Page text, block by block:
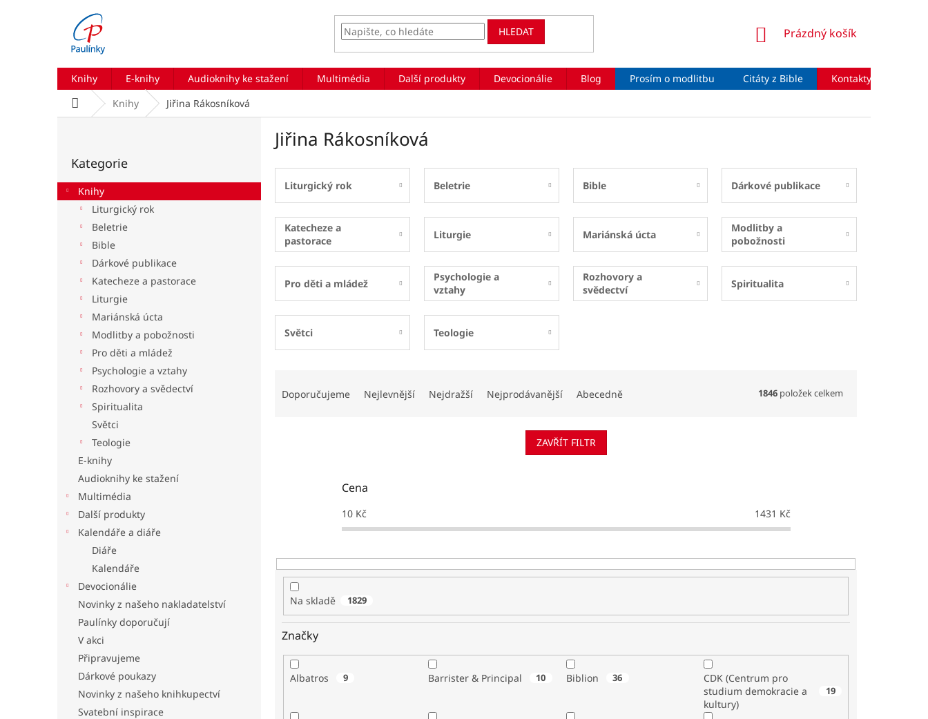
HLEDAT
NÁKUPNÍ
Prázdný košík
Knihy E-knihy Audioknihy ke stažení Multimédia Další produkty Devocionálie Blog Prosím o modlitbu Citáty z Bible Kontakty
Domů Knihy Jiřina Rákosníková
r
a
kategorie
Kategorie
Knihy
Liturgický rok
Beletrie
Bible
Dárkové publikace
Katecheze a pastorace
Liturgie
Mariánská úcta
Modlitby a pobožnosti
Pro děti a mládež
Psychologie a vztahy
Rozhovory a svědectví
Spiritualita
Světci
Teologie
E-knihy
Audioknihy ke stažení
Multimédia
Další produkty
Kalendáře a diáře
Diáře
Kalendáře
Devocionálie
Novinky z našeho nakladatelství
Paulínky doporučují
V akci
Připravujeme
Dárkové poukazy
Novinky z našeho knihkupectví
Svatební inspirace
Jiřina Rákosníková
Liturgický rok Beletrie Bible Dárkové publikace
Katecheze a
pastorace
Liturgie Mariánská úcta
Modlitby a
pobožnosti
Pro děti a mládež
Psychologie a
vztahy
Rozhovory a
svědectví
Spiritualita
Světci Teologie
t
ů
Doporučujeme Nejlevnější Nejdražší Nejprodávanější Abecedně 1846 položek celkem
ZAVŘÍT FILTR
Cena
10Kč 1431 Kč
Na skladě 1829
Značky
Albatros 9 Barrister & Principal 10 Biblion 36
CDK (Centrum pro
studium demokracie a
kultury)
19